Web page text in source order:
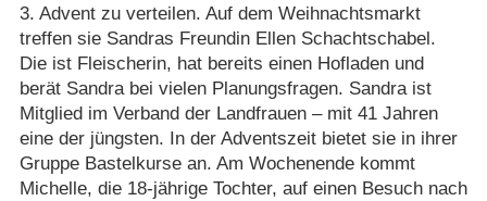
3. Advent zu verteilen. Auf dem Weihnachtsmarkt
treffen sie Sandras Freundin Ellen Schachtschabel.
Die ist Fleischerin, hat bereits einen Hofladen und
berät Sandra bei vielen Planungsfragen. Sandra ist
Mitglied im Verband der Landfrauen – mit 41 Jahren
eine der jüngsten. In der Adventszeit bietet sie in ihrer
Gruppe Bastelkurse an. Am Wochenende kommt
Michelle, die 18-jährige Tochter, auf einen Besuch nach